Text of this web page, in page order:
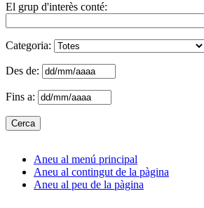
El grup d'interès conté:
Categoria:
Des de:
Fins a:
Aneu al menú principal
Aneu al contingut de la pàgina
Aneu al peu de la pàgina